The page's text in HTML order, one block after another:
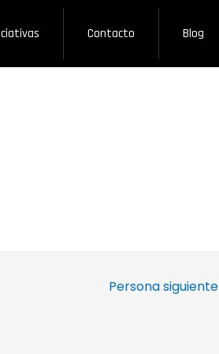
Contacto Blog
Persona siguiente